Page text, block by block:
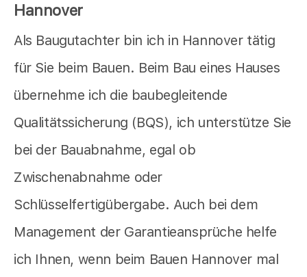
Hannover
Als Baugutachter bin ich in Hannover tätig
für Sie beim Bauen. Beim Bau eines Hauses
übernehme ich die baubegleitende
Qualitätssicherung (BQS), ich unterstütze Sie
bei der Bauabnahme, egal ob
Zwischenabnahme oder
Schlüsselfertigübergabe. Auch bei dem
Management der Garantieansprüche helfe
ich Ihnen, wenn beim Bauen Hannover mal